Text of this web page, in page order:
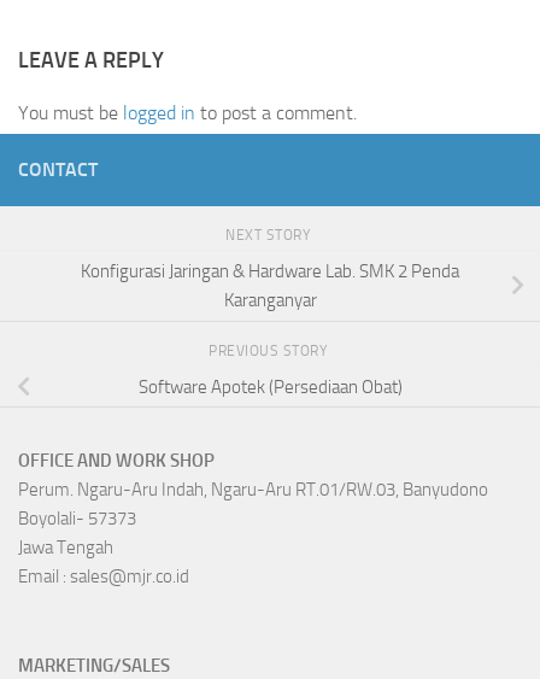
LEAVE A REPLY
You must be logged in to post a comment.
CONTACT
NEXT STORY
Konfigurasi Jaringan & Hardware Lab. SMK 2 Penda
Karanganyar
PREVIOUS STORY
Software Apotek (Persediaan Obat)
OFFICE AND WORK SHOP
Perum. Ngaru-Aru Indah, Ngaru-Aru RT.01/RW.03, Banyudono
Boyolali- 57373
Jawa Tengah
Email : sales@mjr.co.id
MARKETING/SALES